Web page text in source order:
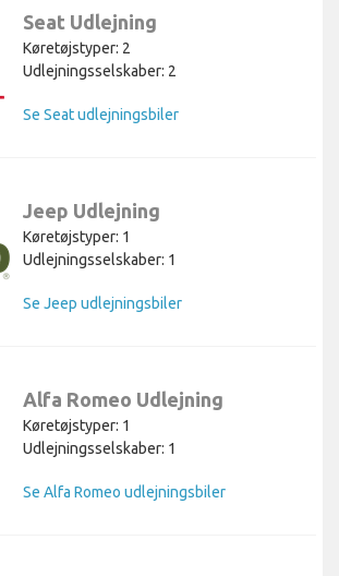
Seat Udlejning
Køretøjstyper: 2
Udlejningsselskaber: 2
Se Seat udlejningsbiler
Jeep Udlejning
Køretøjstyper: 1
Udlejningsselskaber: 1
Se Jeep udlejningsbiler
Alfa Romeo Udlejning
Køretøjstyper: 1
Udlejningsselskaber: 1
Se Alfa Romeo udlejningsbiler